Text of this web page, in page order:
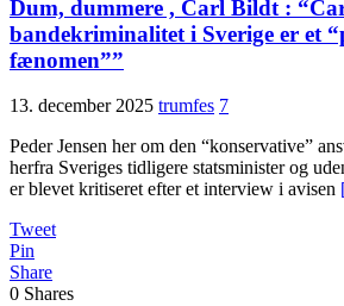
Dum, dummere , Carl Bildt :
bande­kriminalitet i Sverige er et
fænomen””
13. december 2025 trumfes 7
Peder Jensen her om den “konservative”
herfra Sveriges tidligere statsminister og
er blevet kritiseret efter et interview i avisen
Tweet
Pin
Share
0 Shares